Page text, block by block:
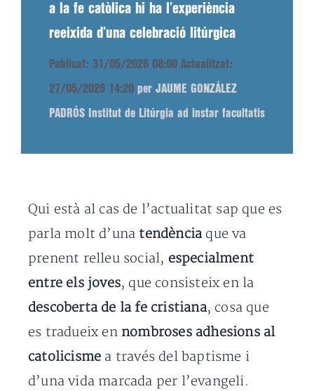
a la fe catòlica hi ha l’experiència
reeixida d’una celebració litúrgica
Publicat: 31/05/2026 08:00 Actualitzat:
27/05/2026 14:20 per JAUME GONZÁLEZ
PADRÓS Institut de Litúrgia ad instar facultatis
Qui està al cas de l’actualitat sap que es
parla molt d’una tendència que va
prenent relleu social, especialment
entre els joves, que consisteix en la
descoberta de la fe cristiana, cosa que
es tradueix en nombroses adhesions al
catolicisme a través del baptisme i
d’una vida marcada per l’evangeli.